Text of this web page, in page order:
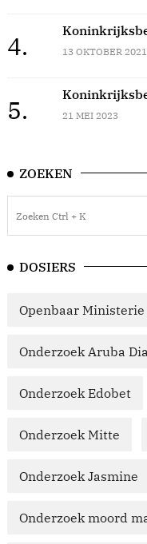
4. 13 OKTOBER 2021
5. 21 MEI 2023
ZOEKEN
DOSIERS
Openbaar Ministerie
Onderzoek Aruba
Onderzoek Edobet
Onderzoek Mitte
Onderzoek Jasmine
Onderzoek moord